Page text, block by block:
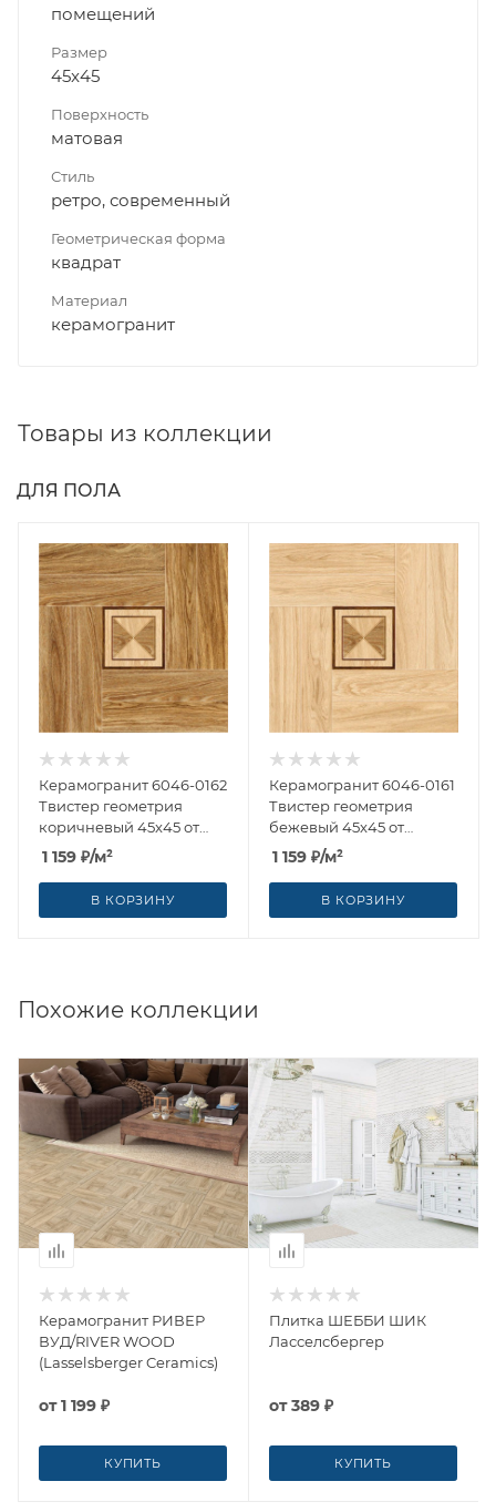
помещений
Размер
45x45
Поверхность
матовая
Стиль
ретро, современный
Геометрическая форма
квадрат
Материал
керамогранит
Товары из коллекции
ДЛЯ ПОЛА
Керамогранит 6046-0162
Твистер геометрия
коричневый 45x45 от
Lasselsberger Ceramics
(Россия)
1 159 ₽/м²
В КОРЗИНУ
Керамогранит 6046-0161
Твистер геометрия
бежевый 45x45 от
Lasselsberger Ceramics
(Россия)
1 159 ₽/м²
В КОРЗИНУ
Похожие коллекции
Керамогранит РИВЕР
ВУД/RIVER WOOD
(Lasselsberger Ceramics)
от1 199 ₽
КУПИТЬ
Плитка ШЕББИ ШИК
Ласселсбергер
от389 ₽
КУПИТЬ